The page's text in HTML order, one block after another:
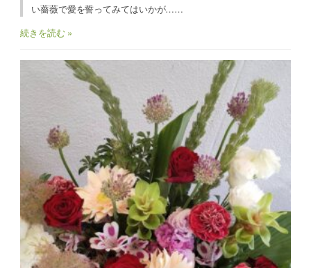
い薔薇で愛を誓ってみてはいかが……
続きを読む »